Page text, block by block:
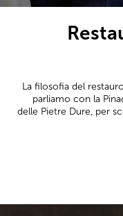
La filosofia del
parliamo con la
delle Pietre Dure, per